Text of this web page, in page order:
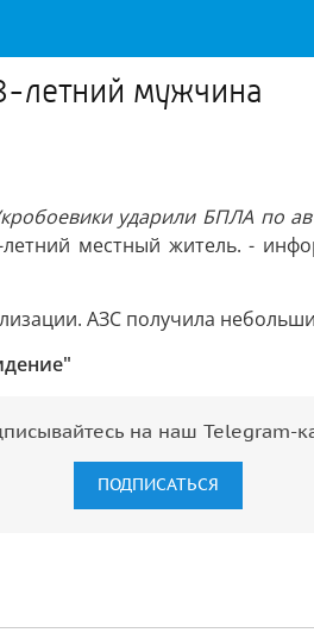
летний мужчина
ударили БПЛА по
местный житель. -
АЗС получила
на наш Telegram-
ПОДПИСАТЬСЯ